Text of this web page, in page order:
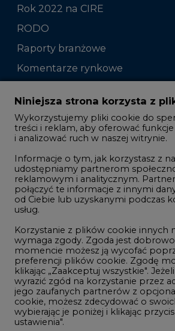
Rok 2022 na CIRE
RODO
Raporty branżowe
Komentarze rynkowe
Zmiany kadrowe na rynku
Studio CIRE
Rozmowy o energetyce
Gospodarka
Geopolityka
LTE450
Innowacje i AI
Telekomunikacja i IT
Handel emisjami CO2
Wodór
Górnictwo
Niniejsza strona korzysta z
Wykorzystujemy pliki cookie do
treści i reklam, aby oferować
i analizować ruch w naszej witrynie.
Informacje o tym, jak korzystasz z
udostępniamy partnerom
reklamowym i analitycznym.
połączyć te informacje z innymi
od Ciebie lub uzyskanymi podczas
usług.
Korzystanie z plików cookie innych
wymaga zgody. Zgoda jest
momencie możesz ją wycofać
preferencji plików cookie. Zgodę
klikając „Zaakceptuj wszystkie".
wyrazić zgód na korzystanie przez
jego zaufanych partnerów z
cookie, możesz zdecydować o
wybierając je poniżej i klikając
ustawienia".